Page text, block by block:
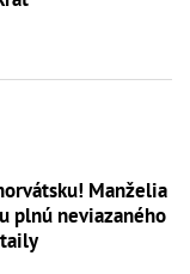
Manželia
plnú neviazaného